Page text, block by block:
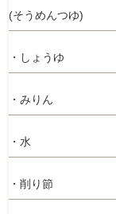
(そうめんつゆ)
・しょうゆ
・みりん
・水
・削り節